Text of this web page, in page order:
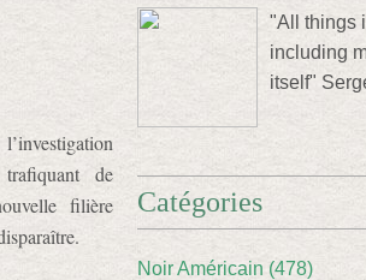
de
filière
"All things
including
itself"
Catégories
Noir Américain (478)